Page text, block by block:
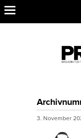
3. November